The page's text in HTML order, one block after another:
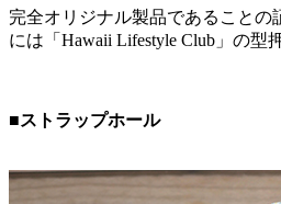
完全オリジナル製品であることの
には「Hawaii Lifestyle Club」の型
■ストラップホール